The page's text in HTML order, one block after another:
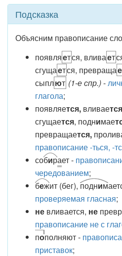
Подсказка
Объясним правописание
появляется, вливает
сгущается, превращае
сыплют (1-е спр.)-
глагола;
появляется, вливается
сгущается, поднимае
превращается,
правописание -ться, -
собирает -
чередованием;
бежит (бег), подним
проверяемая гласная;
не вливается, не
правописание не с
пополняют -
приставок;